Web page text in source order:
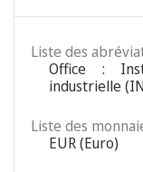
Liste des
Office :
industrielle
Liste des
EUR (Euro)